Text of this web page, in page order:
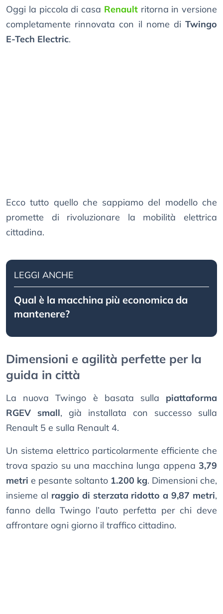
Oggi la piccola di casa Renaultritorna in versione
completamente rinnovata con il nome di Twingo
E-Tech Electric.
Ecco tutto quello che sappiamo del modello che
promette di rivoluzionare la mobilità elettrica
cittadina.
LEGGI ANCHE
Qual è la macchina più economica da
mantenere?
Dimensioni e agilità perfette per la
guida in città
La nuova Twingo è basata sulla piattaforma
RGEV small, già installata con successo sulla
Renault 5 e sulla Renault 4.
Un sistema elettrico particolarmente efficiente che
trova spazio su una macchina lunga appena 3,79
metri e pesante soltanto 1.200 kg. Dimensioni che,
insieme al raggio di sterzata ridotto a 9,87 metri,
fanno della Twingo l’auto perfetta per chi deve
affrontare ogni giorno il traffico cittadino.